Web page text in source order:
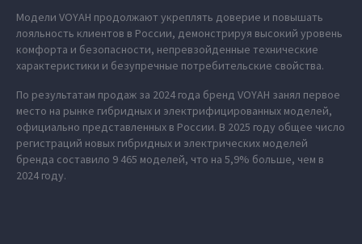
Модели VOYAH продолжают укреплять доверие и повышать
лояльность клиентов в России, демонстрируя высокий уровень
комфорта и безопасности, непревзойденные технические
характеристики и безупречные потребительские свойства.
По результатам продаж за 2024 года бренд VOYAH занял первое
место на рынке гибридных и электрифицированных моделей,
официально представленных в России. В 2025 году общее число
регистраций новых гибридных и электрических моделей
бренда составило 9 465 моделей, что на 5,9% больше, чем в
2024 году.